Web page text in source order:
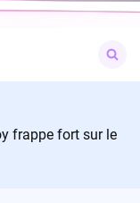
for:
frappe fort sur le